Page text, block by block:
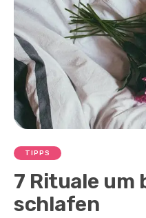
TIPPS
7 Rituale um
schlafen